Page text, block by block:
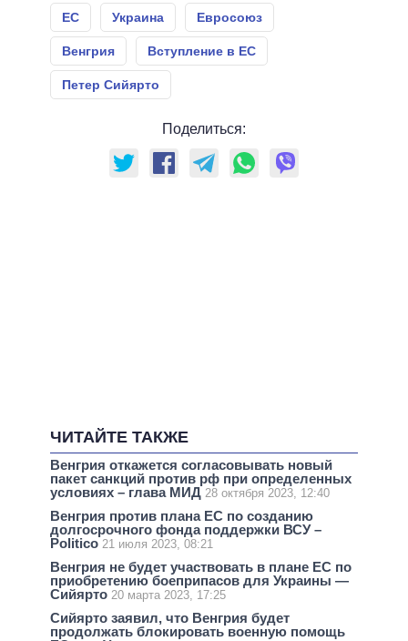
ЕС Украина Евросоюз
Венгрия Вступление в ЕС
Петер Сийярто
Поделиться:
ЧИТАЙТЕ ТАКЖЕ
Венгрия откажется согласовывать новый
пакет санкций против рф при определенных
условиях – глава МИД 28 октября 2023, 12:40
Венгрия против плана ЕС по созданию
долгосрочного фонда поддержки ВСУ –
Politico 21 июля 2023, 08:21
Венгрия не будет участвовать в плане ЕС по
приобретению боеприпасов для Украины —
Сийярто 20 марта 2023, 17:25
Сийярто заявил, что Венгрия будет
продолжать блокировать военную помощь